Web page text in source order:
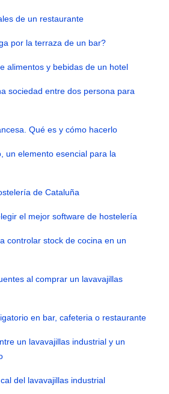
de un restaurante
por la terraza de un bar?
alimentos y bebidas de un hotel
sociedad entre dos persona para
Qué es y cómo hacerlo
un elemento esencial para la
de Cataluña
el mejor software de hostelería
controlar stock de cocina en un
al comprar un lavavajillas
en bar, cafeteria o restaurante
un lavavajillas industrial y un
del lavavajillas industrial